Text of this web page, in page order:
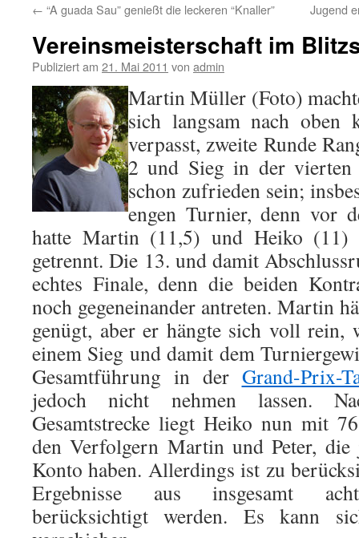
← “A guada Sau” genießt die leckeren “Knaller” Jugend
Vereinsmeisterschaft im
Publiziert am 21. Mai 2011 von admin
Martin Müller (Foto)
sich langsam nach oben
verpasst, zweite Runde
2 und Sieg in der vierten
schon zufrieden sein;
engen Turnier, denn vor
hatte Martin (11,5) und Heiko
getrennt. Die 13. und damit
echtes Finale, denn die beiden
noch gegeneinander antreten. Martin
genügt, aber er hängte sich voll rein,
einem Sieg und damit dem
Gesamtführung in der Grand-Prix-
jedoch nicht nehmen lassen.
Gesamtstrecke liegt Heiko nun mit
den Verfolgern Martin und Peter,
Konto haben. Allerdings ist zu
Ergebnisse aus insgesamt
berücksichtigt werden. Es kann